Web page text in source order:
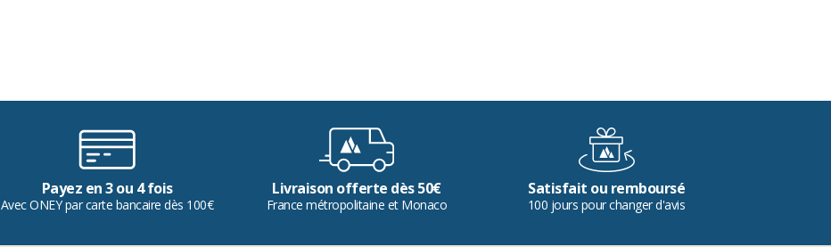
Payez en 3 ou 4 fois
Avec ONEY par carte bancaire dès 100€
Livraison offerte dès 50€
France métropolitaine et Monaco
Satisfait ou remboursé
100 jours pour changer d'avis